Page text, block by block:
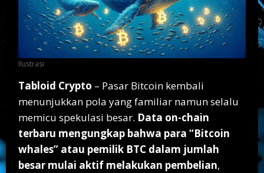
Ilustrasi
Tabloid Crypto – Pasar Bitcoin kembali
menunjukkan pola yang familiar namun selalu
memicu spekulasi besar. Data on-chain
terbaru mengungkap bahwa para “Bitcoin
whales” atau pemilik BTC dalam jumlah
besar mulai aktif melakukan pembelian,